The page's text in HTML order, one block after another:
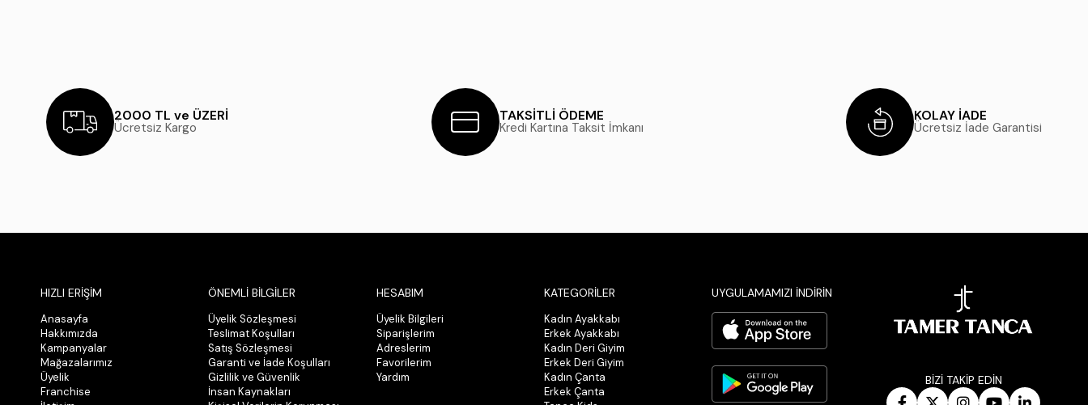
2000 TL ve ÜZERİ
Ücretsiz Kargo
TAKSİTLİ ÖDEME
Kredi Kartına Taksit İmkanı
KOLAY İADE
Ücretsiz İade Garantisi
HIZLI ERİŞİM
Anasayfa
Hakkımızda
Kampanyalar
Mağazalarımız
Üyelik
Franchise
ÖNEMLİ BİLGİLER
Üyelik Sözleşmesi
Teslimat Koşulları
Satış Sözleşmesi
Garanti ve İade Koşulları
Gizlilik ve Güvenlik
İnsan Kaynakları
HESABIM
Üyelik Bilgileri
Siparişlerim
Adreslerim
Favorilerim
Yardım
KATEGORİLER
Kadın Ayakkabı
Erkek Ayakkabı
Kadın Deri Giyim
Erkek Deri Giyim
Kadın Çanta
Erkek Çanta
UYGULAMAMIZI İNDİRİN
BİZİ TAKİP EDİN